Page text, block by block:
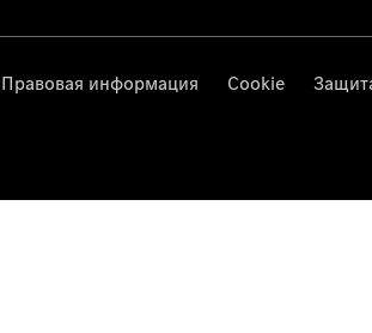
Правовая информация Cookie